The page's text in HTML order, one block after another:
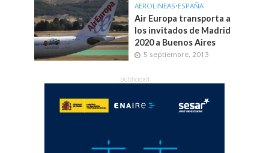
AEROLINEAS•ESPAÑA
Air Europa transporta a
los invitados de Madrid
2020 a Buenos Aires
5 septiembre, 2013